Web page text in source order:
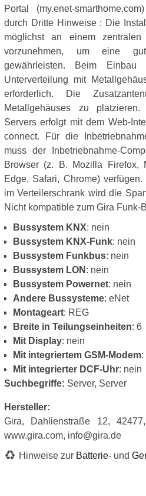
Portal (my.enet-
durch Dritte Hinweise : Die
möglichst an einem
vorzunehmen, um eine
gewährleisten. Beim Einbau
Unterverteilung mit
erforderlich. Die
Metallgehäuses zu
Servers erfolgt mit dem Web-
connect. Für die
muss der Inbetriebnahme-
Browser (z. B. Mozilla Firefox,
Edge, Safari, Chrome)
im Verteilerschrank wird die
Nicht kompatible zum Gira Funk-
Bussystem KNX: nein
Bussystem KNX-Funk: nein
Bussystem Funkbus: nein
Bussystem LON : nein
Bussystem Powernet: nein
Andere Bussysteme: eNet
Montageart: REG
Breite in Teilungseinheiten: 6
Mit Display: nein
Mit integriertem GSM-Modem:
Mit integrierter DCF-Uhr: nein
Suchbegriffe: Server, Server
Hersteller:
Gira, Dahlienstraße 12,
www.gira.com, info@gira.de
Hinweise zur Batterie- und